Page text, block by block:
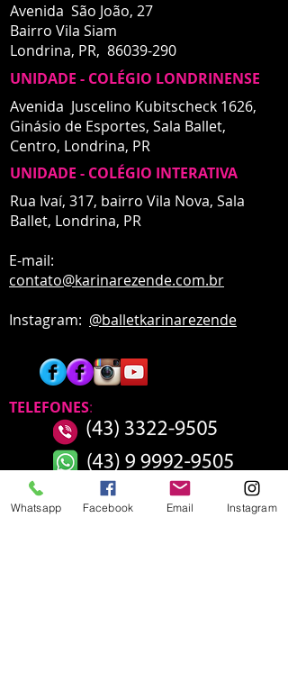
Avenida São João, 27
Bairro Vila Siam
Londrina, PR, 86039-290
UNIDADE - INTERATIVA
UNIDADE - COLÉGIO LONDRINENSE
Avenida Juscelino Kubitscheck 1626,
Ginásio de Esportes, Sala Ballet,
Centro, Londrina, PR
UNIDADE - COLÉGIO INTERATIVA
Rua Ivaí, 317, bairro Vila Nova, Sala
Ballet, Londrina, PR
E-mail:
contato@karinarezende.com.br
Instagram: @balletkarinarezende
TELEFONES:
Whatsapp Facebook Email Instagram